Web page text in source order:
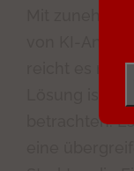
Mit
von KI-
reicht es
Lösung
betrachten.